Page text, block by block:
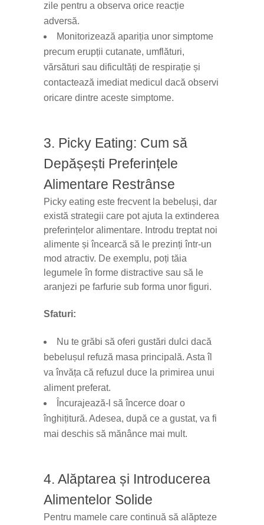
zile pentru a observa orice reacție
adversă.
Monitorizează apariția unor simptome
precum erupții cutanate, umflături,
vărsături sau dificultăți de respirație și
contactează imediat medicul dacă observi
oricare dintre aceste simptome.
3. Picky Eating: Cum să
Depășești Preferințele
Alimentare Restrânse
Picky eating este frecvent la bebeluși, dar
există strategii care pot ajuta la extinderea
preferințelor alimentare. Introdu treptat noi
alimente și încearcă să le prezinți într-un
mod atractiv. De exemplu, poți tăia
legumele în forme distractive sau să le
aranjezi pe farfurie sub forma unor figuri.
Sfaturi:
Nu te grăbi să oferi gustări dulci dacă
bebelușul refuză masa principală. Asta îl
va învăța că refuzul duce la primirea unui
aliment preferat.
Încurajează-l să încerce doar o
înghițitură. Adesea, după ce a gustat, va fi
mai deschis să mănânce mai mult.
4. Alăptarea și Introducerea
Alimentelor Solide
Pentru mamele care continuă să alăpteze